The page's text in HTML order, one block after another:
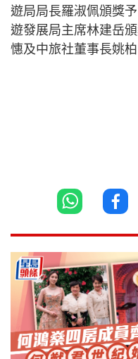
遊局局長羅淑佩頒獎
遊發展局主席林建岳
憓及中旅社董事長姚